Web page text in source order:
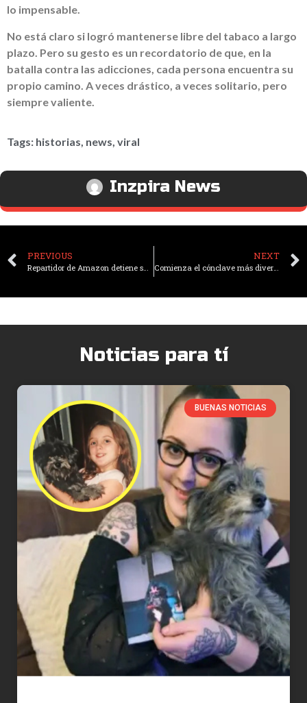
lo impensable.
No está claro si logró mantenerse libre del tabaco a largo
plazo. Pero su gesto es un recordatorio de que, en la
batalla contra las adicciones, cada persona encuentra su
propio camino. A veces drástico, a veces solitario, pero
siempre valiente.
Tags: historias, news, viral
Inzpira News
PREVIOUS
Repartidor de Amazon detiene su ruta para ayudar a un hombre en silla de ruedas
NEXT
Comienza el cónclave más diverso de la historia para elegir al sucesor de Francisco
Noticias para tí
BUENAS NOTICIAS